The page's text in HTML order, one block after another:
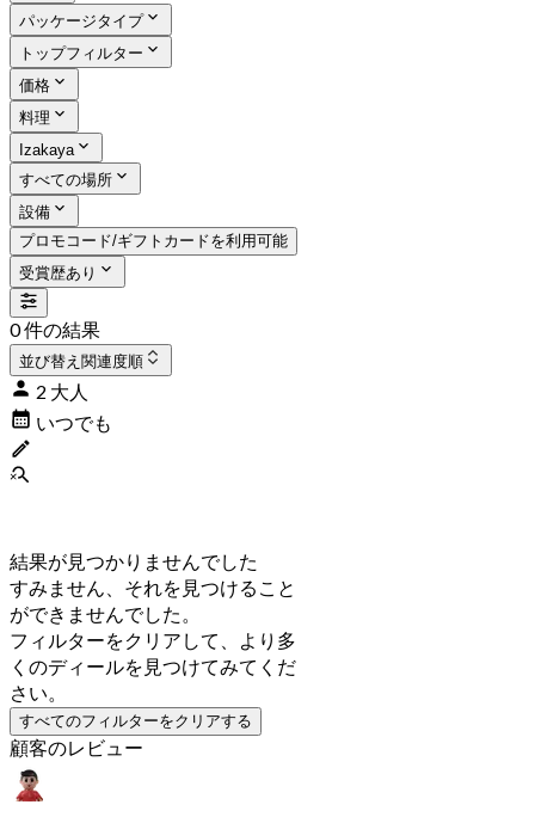
パッケージタイプ
トップフィルター
価格
料理
Izakaya
すべての場所
設備
プロモコード/ギフトカードを利用可能
受賞歴あり
0 件の結果
並び替え 関連度順
2 大人
いつでも
結果が見つかりませんでした
すみません、それを見つけること
ができませんでした。
フィルターをクリアして、より多
くのディールを見つけてみてくだ
さい。
すべてのフィルターをクリアする
顧客のレビュー